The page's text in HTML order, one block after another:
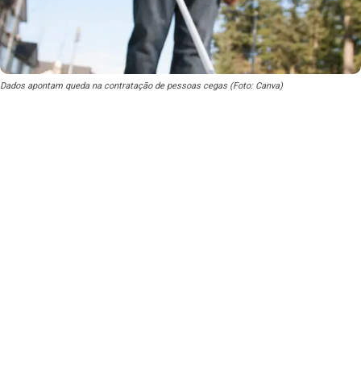
Dados apontam queda na contratação de pessoas cegas (Foto: Canva)